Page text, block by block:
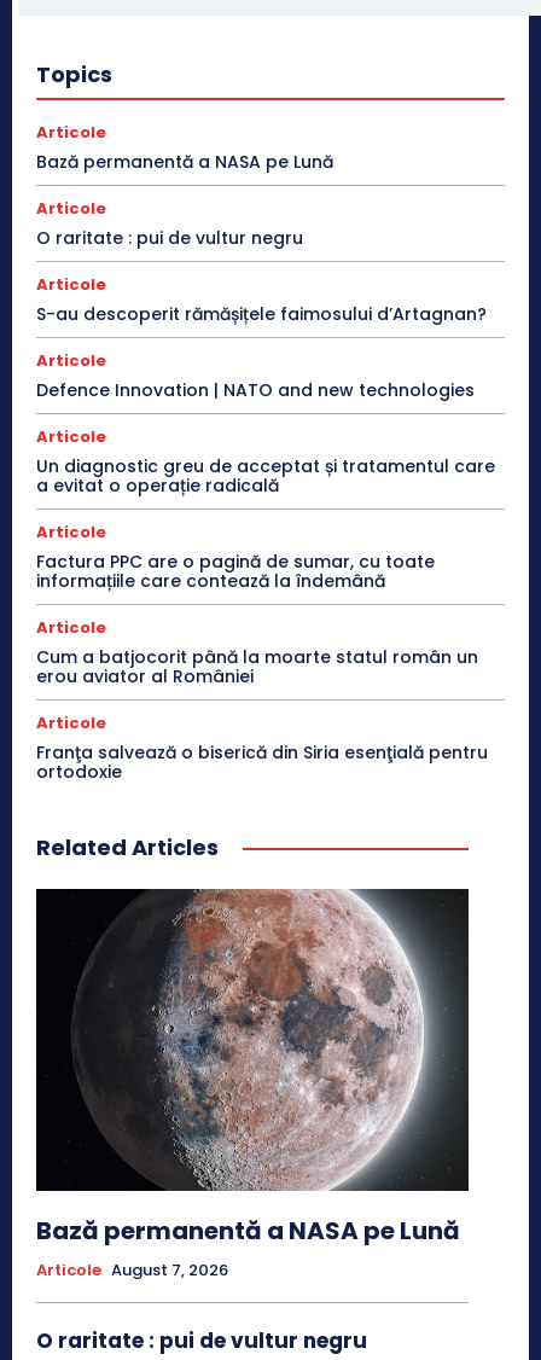
Topics
Articole
Bază permanentă a NASA pe Lună
Articole
O raritate : pui de vultur negru
Articole
S-au descoperit rămășițele faimosului d’Artagnan?
Articole
Defence Innovation | NATO and new technologies
Articole
Un diagnostic greu de acceptat și tratamentul care
a evitat o operație radicală
Articole
Factura PPC are o pagină de sumar, cu toate
informațiile care contează la îndemână
Articole
Cum a batjocorit până la moarte statul român un
erou aviator al României
Articole
Franţa salvează o biserică din Siria esenţială pentru
ortodoxie
Related Articles
Bază permanentă a NASA pe Lună
Articole August 7, 2026
O raritate : pui de vultur negru